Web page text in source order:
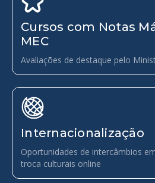
Cursos com Notas
MEC
Avaliações de destaque pelo
Internacionalização
Oportunidades de intercâmbios
troca culturais online